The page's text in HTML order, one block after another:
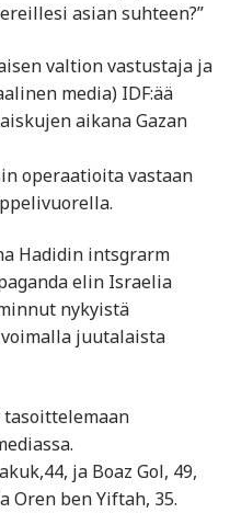
asian suhteen?”
valtion vastustaja ja
media) IDF:ää
aikana Gazan
operaatioita vastaan
Hadidin intsgrarm
elin Israelia
nykyistä
juutalaista
tasoittelemaan
ja Boaz Gol, 49,
Oren ben Yiftah, 35.